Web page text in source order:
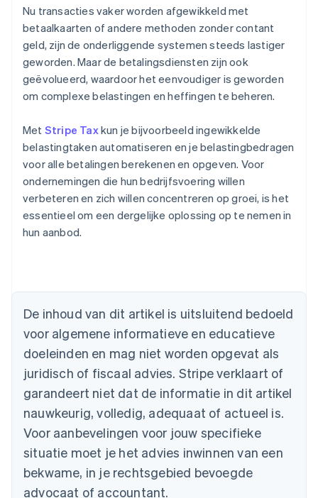
Nu transacties vaker worden afgewikkeld met
betaalkaarten of andere methoden zonder contant
geld, zijn de onderliggende systemen steeds lastiger
geworden. Maar de betalingsdiensten zijn ook
geëvolueerd, waardoor het eenvoudiger is geworden
om complexe belastingen en heffingen te beheren.
Met Stripe Taxkun je bijvoorbeeld ingewikkelde
belastingtaken automatiseren en je belastingbedragen
voor alle betalingen berekenen en opgeven. Voor
ondernemingen die hun bedrijfsvoering willen
verbeteren en zich willen concentreren op groei, is het
essentieel om een dergelijke oplossing op te nemen in
hun aanbod.
De inhoud van dit artikel is uitsluitend bedoeld
voor algemene informatieve en educatieve
doeleinden en mag niet worden opgevat als
juridisch of fiscaal advies. Stripe verklaart of
garandeert niet dat de informatie in dit artikel
nauwkeurig, volledig, adequaat of actueel is.
Voor aanbevelingen voor jouw specifieke
situatie moet je het advies inwinnen van een
bekwame, in je rechtsgebied bevoegde
advocaat of accountant.
Australië
English
België
NederlandsFrançaisDeutschEnglish
Brazilië
Bulgarije
English
Canada
EnglishFrançais
Cyprus
English
English
Duitsland